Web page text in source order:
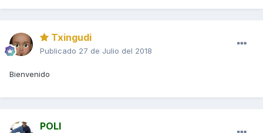
Txingudi
Publicado 27 de Julio del 2018
Bienvenido
POLI